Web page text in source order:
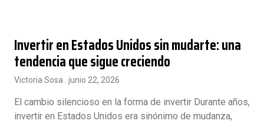
Invertir en Estados Unidos sin mudarte: una
tendencia que sigue creciendo
Victoria Sosa junio 22, 2026
El cambio silencioso en la forma de invertir Durante años,
invertir en Estados Unidos era sinónimo de mudanza,